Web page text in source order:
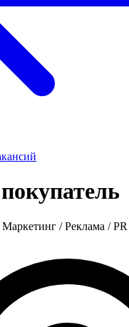
Маркетинг / Реклама / PR